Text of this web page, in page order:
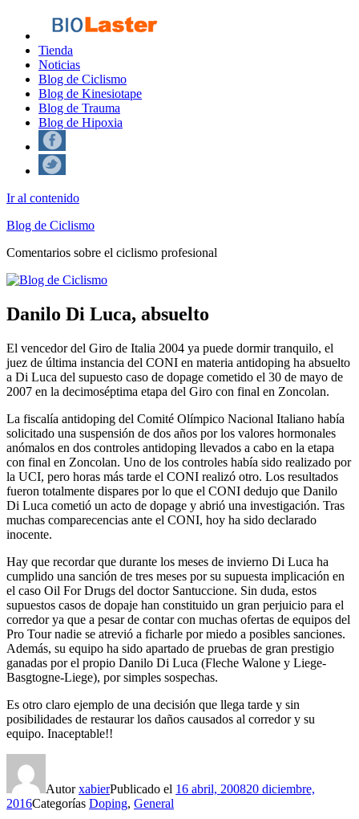
Tienda
Noticias
Blog de Ciclismo
Blog de Kinesiotape
Blog de Trauma
Blog de Hipoxia
Ir al contenido
Blog de Ciclismo
Comentarios sobre el ciclismo profesional
Danilo Di Luca, absuelto
El vencedor del Giro de Italia 2004 ya puede dormir tranquilo, el
juez de última instancia del CONI en materia antidoping ha absuelto
a Di Luca del supuesto caso de dopage cometido el 30 de mayo de
2007 en la decimoséptima etapa del Giro con final en Zoncolan.
La fiscalía antidoping del Comité Olímpico Nacional Italiano había
solicitado una suspensión de dos años por los valores hormonales
anómalos en dos controles antidoping llevados a cabo en la etapa
con final en Zoncolan. Uno de los controles había sido realizado por
la UCI, pero horas más tarde el CONI realizó otro. Los resultados
fueron totalmente dispares por lo que el CONI dedujo que Danilo
Di Luca cometió un acto de dopage y abrió una investigación. Tras
muchas comparecencias ante el CONI, hoy ha sido declarado
inocente.
Hay que recordar que durante los meses de invierno Di Luca ha
cumplido una sanción de tres meses por su supuesta implicación en
el caso Oil For Drugs del doctor Santuccione. Sin duda, estos
supuestos casos de dopaje han constituido un gran perjuicio para el
corredor ya que a pesar de contar con muchas ofertas de equipos del
Pro Tour nadie se atrevió a ficharle por miedo a posibles sanciones.
Además, su equipo ha sido apartado de pruebas de gran prestigio
ganadas por el propio Danilo Di Luca (Fleche Walone y Liege-
Basgtogne-Liege), por simples sospechas.
Es otro claro ejemplo de una decisión que llega tarde y sin
posibilidades de restaurar los daños causados al corredor y su
equipo. Inaceptable!!
AutorxabierPublicado el 16 abril, 200820 diciembre,
2016Categorías Doping, General